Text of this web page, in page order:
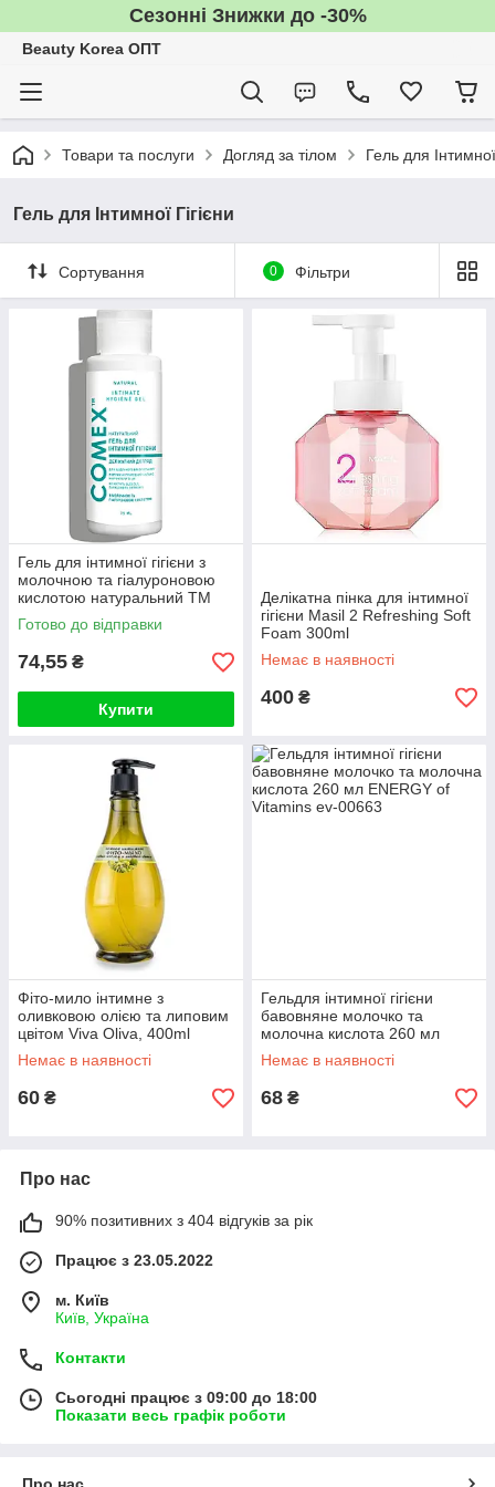
Сезонні Знижки до -30%
Beauty Korea ОПТ
Товари та послуги Догляд за тілом Гель для Інтимної
Гель для Інтимної Гігієни
Сортування 0 Фільтри
Гель для інтимної гігієни з
молочною та гіалуроновою
кислотою натуральний ТМ
Comex 75 мл
Готово до відправки
74,55 ₴
Купити
Делікатна пінка для інтимної
гігієни Masil 2 Refreshing Soft
Foam 300ml
Немає в наявності
400 ₴
Фіто-мило інтимне з
оливковою олією та липовим
цвітом Viva Oliva, 400ml
Немає в наявності
60 ₴
Гельдля інтимної гігієни
бавовняне молочко та
молочна кислота 260 мл
ENERGY of Vitamins
Немає в наявності
68 ₴
Про нас
90% позитивних з 404 відгуків за рік
Працює з 23.05.2022
м. Київ
Київ, Україна
Контакти
Сьогодні працює з 09:00 до 18:00
Показати весь графік роботи